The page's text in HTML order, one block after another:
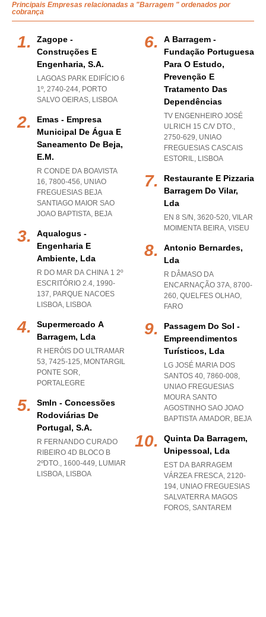
Principais Empresas relacionadas a "Barragem " ordenados por
cobrança
Zagope -
Construções E
Engenharia, S.a.
LAGOAS PARK EDIFÍCIO 6
1º, 2740-244, PORTO
SALVO OEIRAS, LISBOA
Emas - Empresa
Municipal De Água E
Saneamento De Beja,
E.m.
R CONDE DA BOAVISTA
16, 7800-456, UNIAO
FREGUESIAS BEJA
SANTIAGO MAIOR SAO
JOAO BAPTISTA, BEJA
Aqualogus -
Engenharia E
Ambiente, Lda
R DO MAR DA CHINA 1 2º
ESCRITÓRIO 2.4, 1990-
137, PARQUE NACOES
LISBOA, LISBOA
Supermercado A
Barragem, Lda
R HERÓIS DO ULTRAMAR
53, 7425-125, MONTARGIL
PONTE SOR,
PORTALEGRE
Smln - Concessões
Rodoviárias De
Portugal, S.a.
R FERNANDO CURADO
RIBEIRO 4D BLOCO B
2ºDTO., 1600-449, LUMIAR
LISBOA, LISBOA
A Barragem -
Fundação Portuguesa
Para O Estudo,
Prevenção E
Tratamento Das
Dependências
TV ENGENHEIRO JOSÉ
ULRICH 15 C/V DTO.,
2750-629, UNIAO
FREGUESIAS CASCAIS
ESTORIL, LISBOA
Restaurante E Pizzaria
Barragem Do Vilar,
Lda
EN 8 S/N, 3620-520, VILAR
MOIMENTA BEIRA, VISEU
Antonio Bernardes,
Lda
R DÂMASO DA
ENCARNAÇÃO 37A, 8700-
260, QUELFES OLHAO,
FARO
Passagem Do Sol -
Empreendimentos
Turísticos, Lda
LG JOSÉ MARIA DOS
SANTOS 40, 7860-008,
UNIAO FREGUESIAS
MOURA SANTO
AGOSTINHO SAO JOAO
BAPTISTA AMADOR, BEJA
Quinta Da Barragem,
Unipessoal, Lda
EST DA BARRAGEM
VÁRZEA FRESCA, 2120-
194, UNIAO FREGUESIAS
SALVATERRA MAGOS
FOROS, SANTAREM